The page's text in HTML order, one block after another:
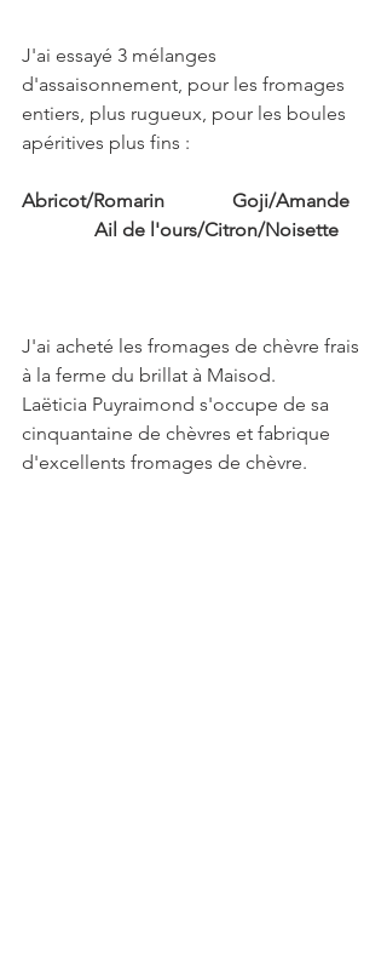
J'ai essayé 3 mélanges
d'assaisonnement, pour les fromages
entiers, plus rugueux, pour les boules
apéritives plus fins :
Abricot/Romarin              Goji/Amande
               Ail de l'ours/Citron/Noisette
J'ai acheté les fromages de chèvre frais
à la ferme du brillat à Maisod.
Laëticia Puyraimond s'occupe de sa
cinquantaine de chèvres et fabrique
d'excellents fromages de chèvre.